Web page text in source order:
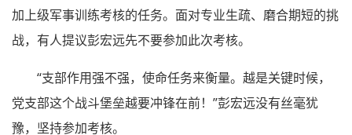
加上级军事训练考核的任务。面对专业生疏、磨合期短的挑
战，有人提议彭宏远先不要参加此次考核。
“支部作用强不强，使命任务来衡量。越是关键时候，
党支部这个战斗堡垒越要冲锋在前！”彭宏远没有丝毫犹
豫，坚持参加考核。